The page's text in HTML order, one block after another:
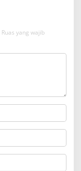
Ruas yang wajib